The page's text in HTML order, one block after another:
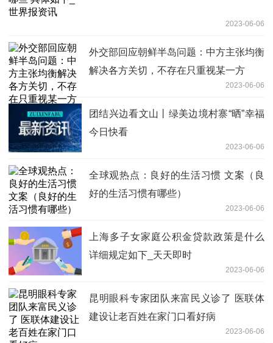
2023-06-06
外交部回应朝鲜半岛问题：中方主张均衡
解决各方关切，不存在只重视某一方
2023-06-06
团结兴边看文山丨绿美边境村寨“晒”幸福
今日快看
2023-06-06
全球观热点：良好的生活习惯 文案（良
好的生活习惯有哪些）
2023-06-06
上海多子女家庭公积金贷款政策是什么
详细规定如下_天天即时
2023-06-06
昆明眼科专家团队来富民义诊了 医联体
建设让老百姓在家门口看好病
2023-06-06